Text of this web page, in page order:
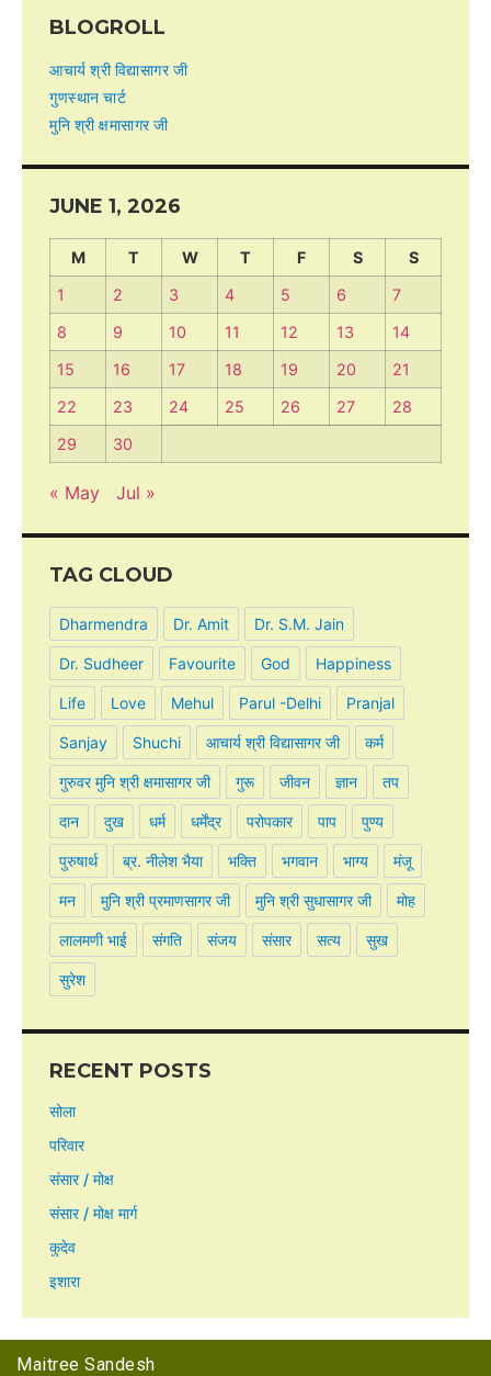
BLOGROLL
आचार्य श्री विद्यासागर जी
गुणस्थान चार्ट
मुनि श्री क्षमासागर जी
JUNE 1, 2026
M T W T F S
S
1
2 3 4 5 6
7
8
9 10 11 12 13
14
15
16 17 18 19 20
21
22
23 24 25 26 27
28
29
30
« May Jul »
TAG CLOUD
Dharmendra Dr. Amit Dr. S.M. Jain
Dr. Sudheer Favourite God Happiness
Life Love Mehul Parul -Delhi Pranjal
Sanjay Shuchi आचार्य श्री विद्यासागर जी कर्म
गुरुवर मुनि श्री क्षमासागर जी गुरू जीवन ज्ञान तप
दान दुख धर्म धर्मेंद्र परोपकार पाप पुण्य
पुरुषार्थ ब्र. नीलेश भैया भक्ति भगवान भाग्य मंजू
मन मुनि श्री प्रमाणसागर जी मुनि श्री सुधासागर जी मोह
लालमणी भाई संगति संजय संसार सत्य सुख
सुरेश
RECENT POSTS
सोला
परिवार
संसार / मोक्ष
संसार / मोक्ष मार्ग
कुदेव
इशारा
Maitree Sandesh